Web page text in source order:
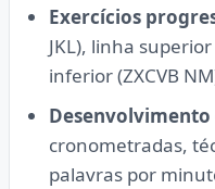
Exercícios
JKL), linha superior
inferior (ZXCVB
cronometradas,
palavras por